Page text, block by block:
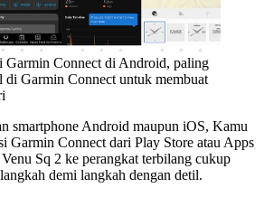
Garmin Connect di Android, paling
di Garmin Connect untuk membuat
smartphone Android maupun iOS, Kamu
Garmin Connect dari Play Store atau Apps
Sq 2 ke perangkat terbilang cukup
demi langkah dengan detil.